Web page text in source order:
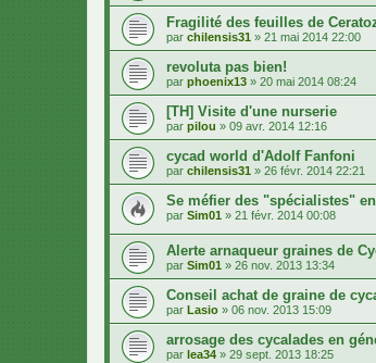
Fragilité des feuilles de
par chilensis31 » 21 mai 2014 22:00
revoluta pas bien!
par phoenix13 » 20 mai 2014 08:24
[TH] Visite d'une nurserie
par pilou » 09 avr. 2014 12:16
cycad world d'Adolf Fanfoni
par chilensis31 » 26 févr. 2014 22:21
Se méfier des "spécialistes"
par Sim01 » 21 févr. 2014 00:08
Alerte arnaqueur graines de
par Sim01 » 26 nov. 2013 13:34
Conseil achat de graine de
par Lasio » 06 nov. 2013 15:09
arrosage des cycalades en
par lea34 » 29 sept. 2013 18:25